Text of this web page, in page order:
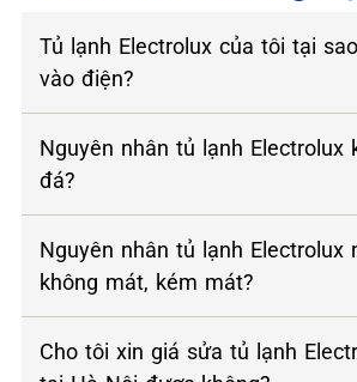
Tủ lạnh Electrolux của tôi tại
vào điện?
Nguyên nhân tủ lạnh Electrolux
đá?
Nguyên nhân tủ lạnh Electrolux
không mát, kém mát?
Cho tôi xin giá sửa tủ lạnh